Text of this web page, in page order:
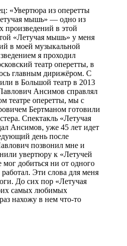
«Увертюра из оперетты
мышь» — одно из
в этой
«Летучая мышь» у меня
в моей музыкальной
я проходил
театр оперетты, в
главным дирижёром. С
в Большой театр в 2013
Ансимов справлял
театре оперетты, мы с
Бертманом готовили
Спектакль «Летучая
Ансимов, уже 45 лет идет
день после
позвонил мне и
увертюру к «Летучей
добиться ни от одного
Эти слова для меня
До сих пор «Летучая
самых любимых
нахожу в нем что-то